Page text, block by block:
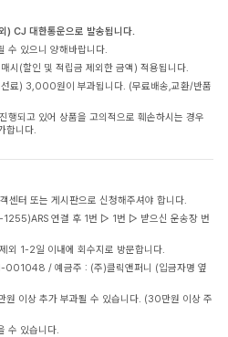
) CJ 대한통운으로 발송됩니다.
수 있으니 양해바랍니다.
시(할인 및 적립금 제외한 금액) 적용됩니다.
료) 3,000원이 부과됩니다. (무료배송,교환/반품
행되고 있어 상품을 고의적으로 훼손하시는 경우
합니다.
센터 또는 게시판으로 신청해주셔야 합니다.
연결 후 1번 ▷ 1번 ▷ 받으신 운송장 번
외 1-2일 이내에 회수지로 방문합니다.
/ 예금주 : (주)클릭앤퍼니 (입금자명 옆
원 이상 추가 부과될 수 있습니다. (30만원 이상 주
수 있습니다.